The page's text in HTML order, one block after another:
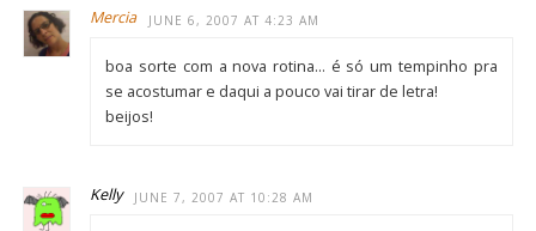
Mercia JUNE 6, 2007 AT 4:23 AM
boa sorte com a nova rotina… é só um tempinho pra
se acostumar e daqui a pouco vai tirar de letra!
beijos!
Kelly JUNE 7, 2007 AT 10:28 AM